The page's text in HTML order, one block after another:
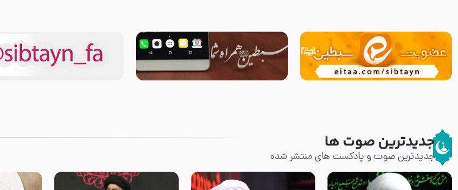
جدیدترین صوت ها
جدیدترین صوت و پادکست های منتشر شده